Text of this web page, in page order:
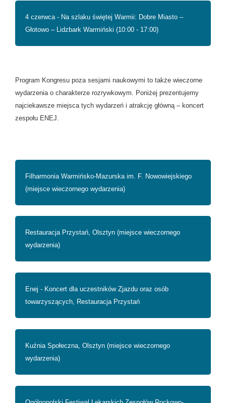
4 czerwca - Na szlaku świętej Warmii: Dobre Miasto –
Głotowo – Lidzbark Warmiński (10:00 - 17:00)
Program Kongresu poza sesjami naukowymi to także wieczorne
wydarzenia o charakterze rozrywkowym. Poniżej prezentujemy
najciekawsze miejsca tych wydarzeń i atrakcję główną – koncert
zespołu ENEJ.
Filharmonia Warmińsko-Mazurska im. F. Nowowiejskiego
(miejsce wieczornego wydarzenia)
Restauracja Przystań, Olsztyn (miejsce wieczornego
wydarzenia)
Enej - Koncert dla uczestników Zjazdu oraz osób
towarzyszących, Restauracja Przystań
Kuźnia Społeczna, Olsztyn (miejsce wieczornego
wydarzenia)